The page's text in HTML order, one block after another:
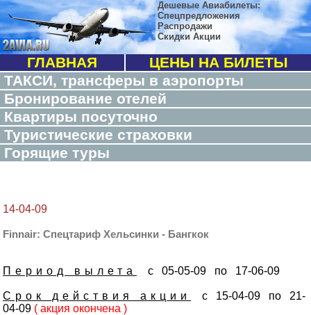
Дешевые Авиабилеты:
Спецпредложения
Распродажи
Скидки Акции
ГЛАВНАЯ
ЦЕНЫ НА БИЛЕТЫ
ТАКСИ, трансферы в аэропорты
Бронирование отелей
Квартиры посуточно
Туристические страховки
Горящие туры
14-04-09
Finnair: Спецтариф Хельсинки - Бангкок
Период вылета с 05-05-09 по 17-06-09
Срок действия акции
с 15-04-09 по 21-
04-09 ( акция окончена )